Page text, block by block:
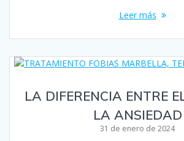
Leer más
LA DIFERENCIA ENTRE
LA ANSIEDAD
31 de enero de 2024